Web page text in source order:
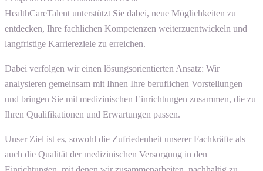
HealthCareTalent unterstützt Sie dabei, neue Möglichkeiten zu
entdecken, Ihre fachlichen Kompetenzen weiterzuentwickeln und
langfristige Karriereziele zu erreichen.
Dabei verfolgen wir einen lösungsorientierten Ansatz: Wir
analysieren gemeinsam mit Ihnen Ihre beruflichen Vorstellungen
und bringen Sie mit medizinischen Einrichtungen zusammen, die zu
Ihren Qualifikationen und Erwartungen passen.
Unser Ziel ist es, sowohl die Zufriedenheit unserer Fachkräfte als
auch die Qualität der medizinischen Versorgung in den